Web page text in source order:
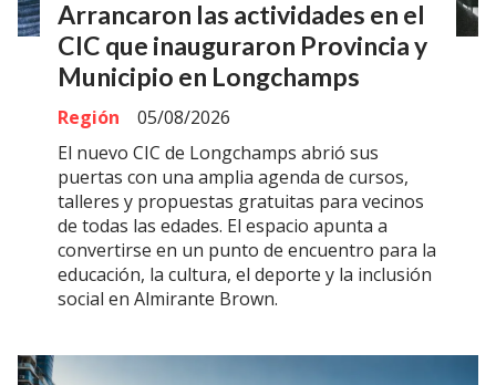
Arrancaron las actividades en el
CIC que inauguraron Provincia y
Municipio en Longchamps
Región
05/08/2026
El nuevo CIC de Longchamps abrió sus
puertas con una amplia agenda de cursos,
talleres y propuestas gratuitas para vecinos
de todas las edades. El espacio apunta a
convertirse en un punto de encuentro para la
educación, la cultura, el deporte y la inclusión
social en Almirante Brown.